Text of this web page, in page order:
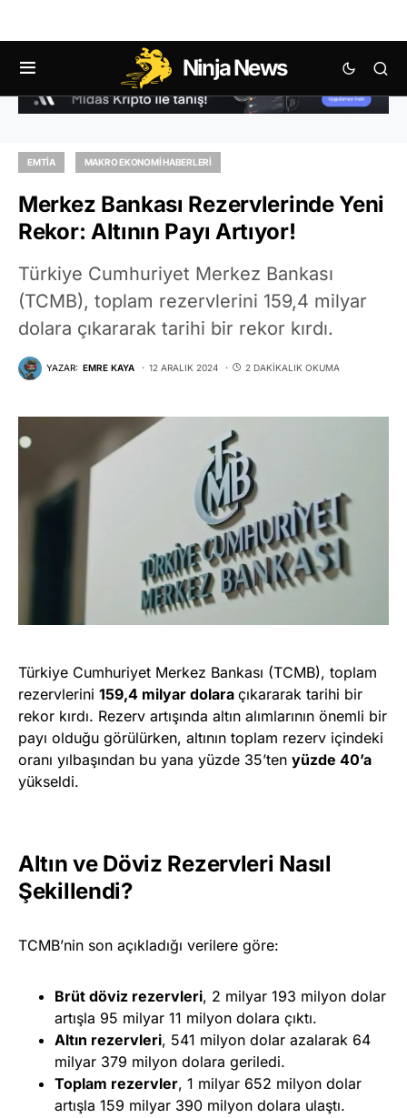
Ninja News
EMTIA MAKRO EKONOMI HABERLERI
Merkez Bankası Rezervlerinde Yeni
Rekor: Altının Payı Artıyor!
Türkiye Cumhuriyet Merkez Bankası
(TCMB), toplam rezervlerini 159,4 milyar
dolara çıkararak tarihi bir rekor kırdı.
YAZAR: EMRE KAYA 12 ARALIK 2024 2 DAKIKALIK OKUMA
Türkiye Cumhuriyet Merkez Bankası (TCMB), toplam
rezervlerini 159,4 milyar dolara çıkararak tarihi bir
rekor kırdı. Rezerv artışında altın alımlarının önemli bir
payı olduğu görülürken, altının toplam rezerv içindeki
oranı yılbaşından bu yana yüzde 35’ten yüzde 40’a
yükseldi.
Altın ve Döviz Rezervleri Nasıl
Şekillendi?
TCMB’nin son açıkladığı verilere göre:
Brüt döviz rezervleri, 2 milyar 193 milyon dolar
artışla 95 milyar 11 milyon dolara çıktı.
Altın rezervleri, 541 milyon dolar azalarak 64
milyar 379 milyon dolara geriledi.
Toplam rezervler, 1 milyar 652 milyon dolar
artışla 159 milyar 390 milyon dolara ulaştı.